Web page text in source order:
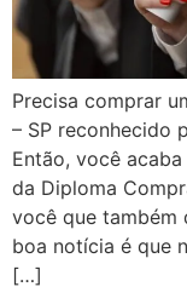
Precisa comprar
– SP reconhecido
Então, você
da Diploma
você que também
boa notícia é que
[…]